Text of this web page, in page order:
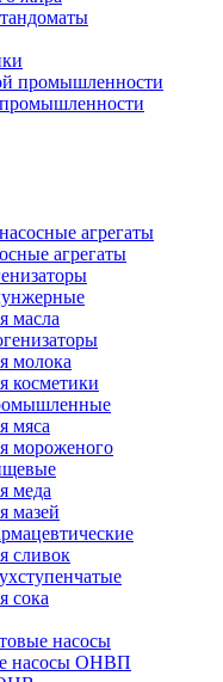
агрегаты
масла
молока
косметики
мяса
мороженого
меда
мазей
сливок
сока
насосы
насосы ОНВП